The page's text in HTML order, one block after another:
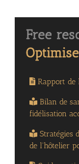
Rapport
Bilan de
fidélisation
Stratégies
de l'hôtelier